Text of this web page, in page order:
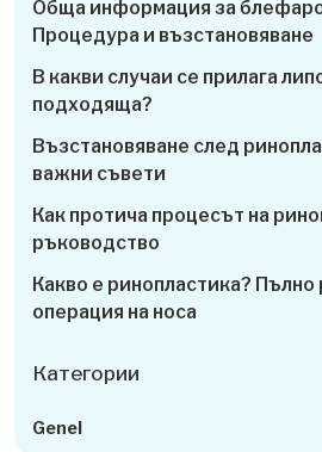
Обща информация за
Процедура и възстановяване
В какви случаи се прилага
подходяща?
Възстановяване след
важни съвети
Как протича процесът на
ръководство
Какво е ринопластика?
операция на носа
Категории
Genel